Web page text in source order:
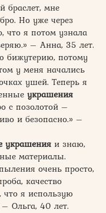
браслет, мне
Но уже через
что я потом узнала
– Анна, 35 лет.
бижутерию, потому
у меня начались
ушей. Теперь я
украшения
с позолотой –
и безопасно.» –
украшения и знаю,
материалы.
очень просто,
качество
я использую
Ольга, 40 лет.